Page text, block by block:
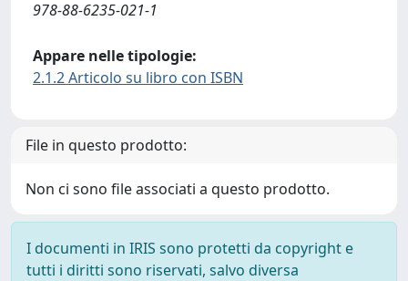
978-88-6235-021-1
Appare nelle tipologie:
2.1.2 Articolo su libro con ISBN
File in questo prodotto:
Non ci sono file associati a questo prodotto.
I documenti in IRIS sono protetti da copyright e
tutti i diritti sono riservati, salvo diversa